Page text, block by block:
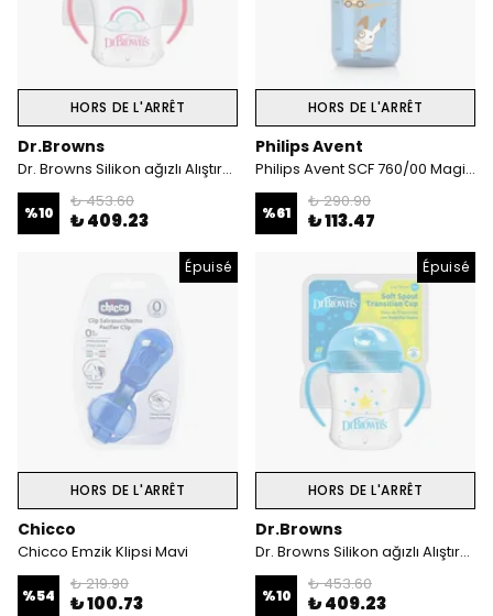
HORS DE L'ARRÊT
Dr.Browns
Dr. Browns Silikon ağızlı Alıştırma Bardağı 6ay+ 180 ml Pembe Gökkuşağı desenli
%10
₺ 453.60
₺ 409.23
HORS DE L'ARRÊT
Philips Avent
Philips Avent SCF 760/00 Magic Damlatmaz Bardak 260 ml Mavi
%61
₺ 290.90
₺ 113.47
Épuisé
HORS DE L'ARRÊT
Chicco
Chicco Emzik Klipsi Mavi
%54
₺ 219.90
₺ 100.73
Épuisé
HORS DE L'ARRÊT
Dr.Browns
Dr. Browns Silikon ağızlı Alıştırma Bardağı (6m+) 180 ml Mavi Yıldız Desenli
%10
₺ 453.60
₺ 409.23